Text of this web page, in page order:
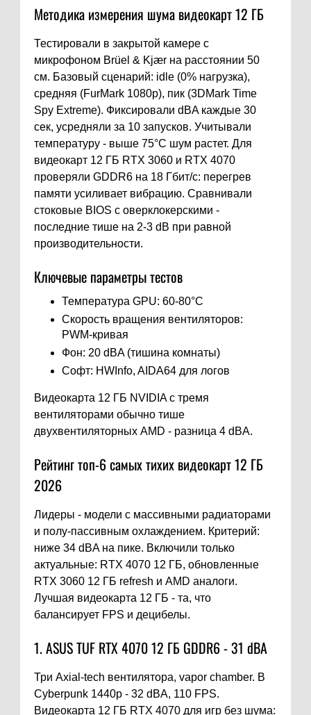
Методика измерения шума видеокарт 12 ГБ
Тестировали в закрытой камере с
микрофоном Brüel & Kjær на расстоянии 50
см. Базовый сценарий: idle (0% нагрузка),
средняя (FurMark 1080p), пик (3DMark Time
Spy Extreme). Фиксировали dBA каждые 30
сек, усредняли за 10 запусков. Учитывали
температуру - выше 75°C шум растет. Для
видеокарт 12 ГБ RTX 3060 и RTX 4070
проверяли GDDR6 на 18 Гбит/с: перегрев
памяти усиливает вибрацию. Сравнивали
стоковые BIOS с оверклокерскими -
последние тише на 2-3 dB при равной
производительности.
Ключевые параметры тестов
Температура GPU: 60-80°C
Скорость вращения вентиляторов:
PWM-кривая
Фон: 20 dBA (тишина комнаты)
Софт: HWInfo, AIDA64 для логов
Видеокарта 12 ГБ NVIDIA с тремя
вентиляторами обычно тише
двухвентиляторных AMD - разница 4 dBA.
Рейтинг топ-6 самых тихих видеокарт 12 ГБ
2026
Лидеры - модели с массивными радиаторами
и полу-пассивным охлаждением. Критерий:
ниже 34 dBA на пике. Включили только
актуальные: RTX 4070 12 ГБ, обновленные
RTX 3060 12 ГБ refresh и AMD аналоги.
Лучшая видеокарта 12 ГБ - та, что
балансирует FPS и децибелы.
1. ASUS TUF RTX 4070 12 ГБ GDDR6 - 31 dBA
Три Axial-tech вентилятора, vapor chamber. В
Cyberpunk 1440p - 32 dBA, 110 FPS.
Видеокарта 12 ГБ RTX 4070 для игр без шума: